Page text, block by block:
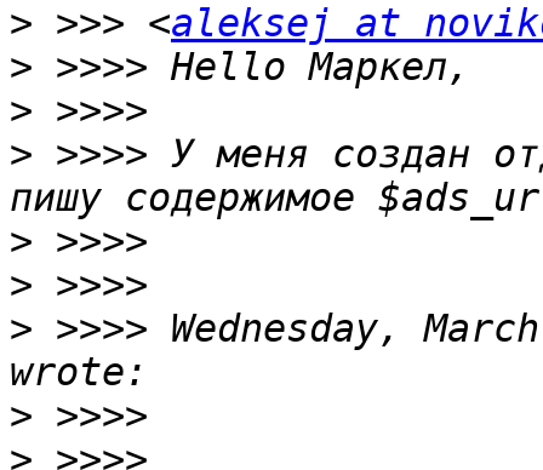
> >>> <aleksej at
>
>
> >>>> У меня создан
>
>
> >>>> Wednesday,
>
>